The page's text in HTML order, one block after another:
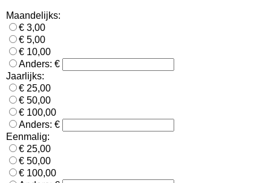
Maandelijks:
€ 3,00
€ 5,00
€ 10,00
Anders: €
Jaarlijks:
€ 25,00
€ 50,00
€ 100,00
Anders: €
Eenmalig:
€ 25,00
€ 50,00
€ 100,00